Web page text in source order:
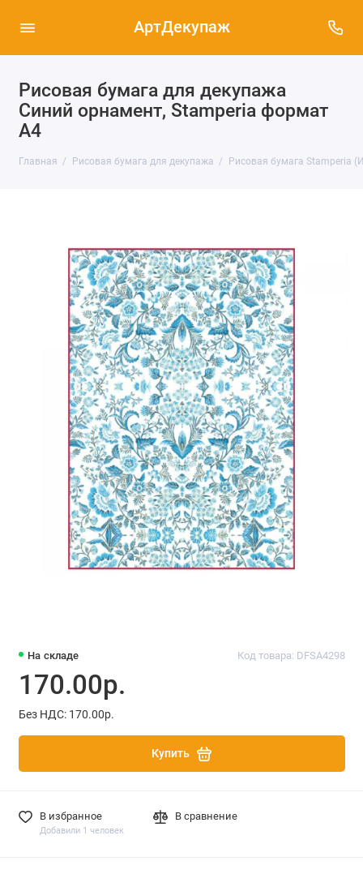
АртДекупаж
Рисовая бумага для декупажа
Синий орнамент, Stamperia формат
А4
Главная Рисовая бумага для декупажа Рисовая бумага Stamperia
На складе Код товара: DFSA4298
170.00р.
Без НДС: 170.00р.
Купить
В избранное
Добавили 1 человек
В сравнение